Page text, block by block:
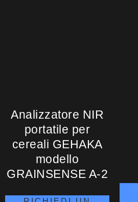
Analizzatore NIR
portatile per
cereali GEHAKA
modello
GRAINSENSE A-2